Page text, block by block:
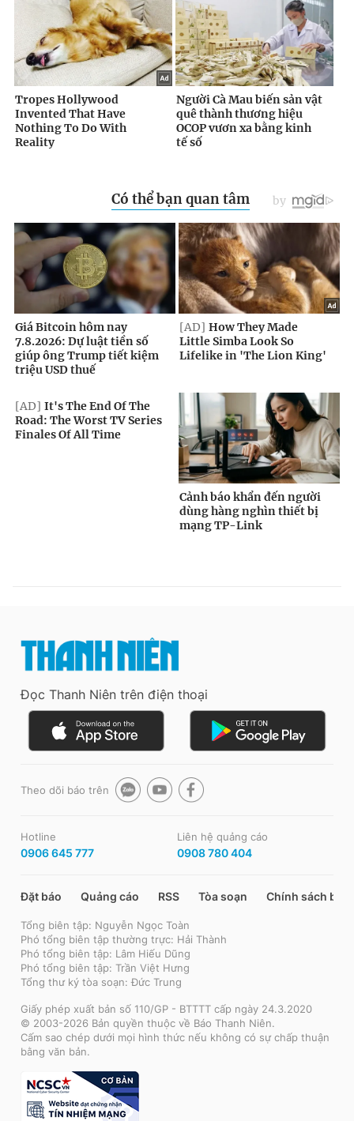
Đọc Thanh Niên trên điện thoại
Theo dõi báo trên
Hotline
0906 645 777
Liên hệ quảng cáo
0908 780 404
Đặt báo Quảng cáo RSS Tòa soạn Chính sách bảo
Tổng biên tập: Nguyễn Ngọc Toàn
Phó tổng biên tập thường trực: Hải Thành
Phó tổng biên tập: Lâm Hiếu Dũng
Phó tổng biên tập: Trần Việt Hưng
Tổng thư ký tòa soạn: Đức Trung
Giấy phép xuất bản số 110/GP - BTTTT cấp ngày 24.3.2020
© 2003-2026 Bản quyền thuộc về Báo Thanh Niên.
Cấm sao chép dưới mọi hình thức nếu không có sự chấp thuận
bằng văn bản.